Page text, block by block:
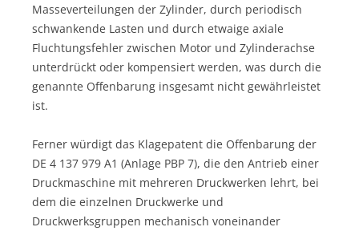
Masseverteilungen der Zylinder, durch periodisch
schwankende Lasten und durch etwaige axiale
Fluchtungsfehler zwischen Motor und Zylinderachse
unterdrückt oder kompensiert werden, was durch die
genannte Offenbarung insgesamt nicht gewährleistet
ist.
Ferner würdigt das Klagepatent die Offenbarung der
DE 4 137 979 A1 (Anlage PBP 7), die den Antrieb einer
Druckmaschine mit mehreren Druckwerken lehrt, bei
dem die einzelnen Druckwerke und
Druckwerksgruppen mechanisch voneinander